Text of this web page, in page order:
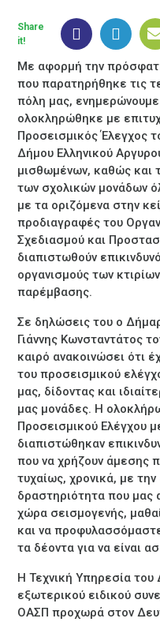
Με αφορμή την
που παρατηρήθηκε τις
πόλη μας,
ολοκληρώθηκε με
Προσεισμικός Έλεγχος
Δήμου Ελληνικού
μισθωμένων, καθώς και
των σχολικών μονάδων
με τα οριζόμενα στην
προδιαγραφές του
Σχεδιασμού και
διαπιστωθούν
οργανισμούς των
παρέμβασης.
Σε δηλώσεις του ο
Γιάννης Κωνσταντάτος
καιρό ανακοινώσει ότι
του προσεισμικού
μας, δίδοντας και
μας μονάδες. Η
Προσεισμικού Ελέγχου
διαπιστώθηκαν
που να χρήζουν άμεσης
τυχαίως, χρονικά, με
δραστηριότητα που μας
χώρα σεισμογενής,
και να
τα δέοντα για να είναι
Η Τεχνική Υπηρεσία
εξωτερικού ειδικού
ΟΑΣΠ προχωρά στον
Share
it!